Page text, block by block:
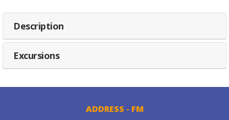
Description
Excursions
ADDRESS - FM